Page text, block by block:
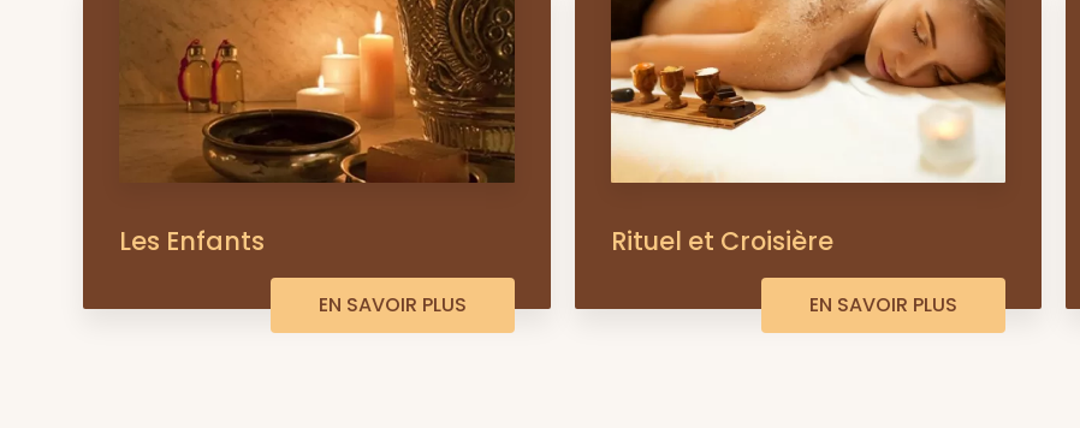
Les Enfants
EN SAVOIR PLUS
Rituel et Croisière
EN SAVOIR PLUS